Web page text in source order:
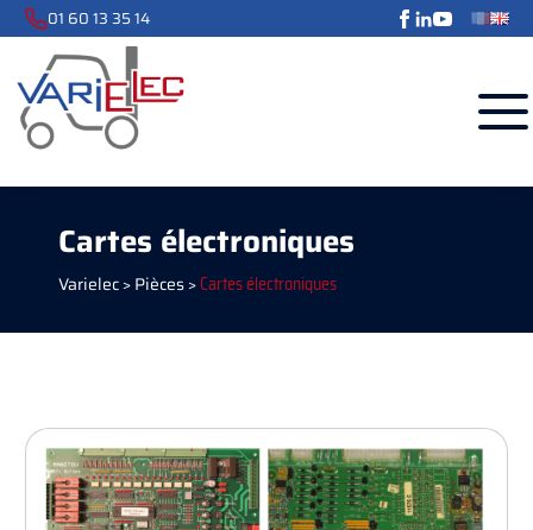
01 60 13 35 14
Cartes électroniques
Varielec>Pièces>Cartes électroniques